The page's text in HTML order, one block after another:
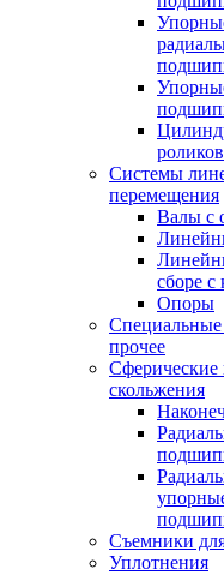
Системы
перемещения
Валы с
сборе с
Опоры
прочее
скольжения
Съемники
Уплотнения